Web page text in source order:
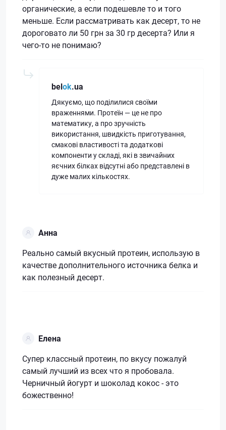
органические, а если подешевле то и того
меньше. Если рассматривать как десерт, то не
дороговато ли 50 грн за 30 гр десерта? Или я
чего-то не понимаю?
belok.ua
Дякуємо, що поділилися своїми
враженнями. Протеїн — це не про
математику, а про зручність
використання, швидкість приготування,
смакові властивості та додаткові
компоненти у складі, які в звичайних
яєчних білках відсутні або представлені в
дуже малих кількостях.
Анна
Реально самый вкусный протеин, использую в
качестве дополнительного источника белка и
как полезный десерт.
Елена
Супер классный протеин, по вкусу пожалуй
самый лучший из всех что я пробовала.
Черничный йогурт и шоколад кокос - это
божественно!